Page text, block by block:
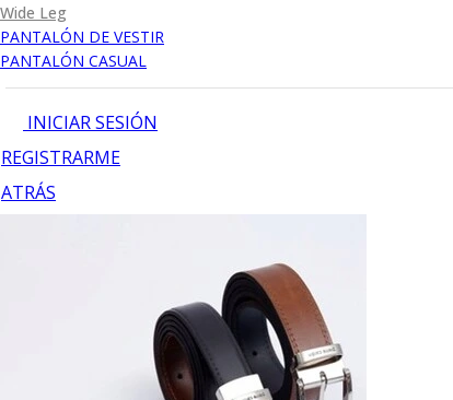
Wide Leg
PANTALÓN DE VESTIR
PANTALÓN CASUAL
INICIAR SESIÓN
REGISTRARME
ATRÁS